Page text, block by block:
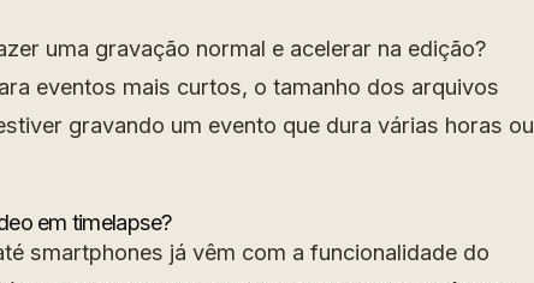
uma gravação normal e acelerar na edição?
eventos mais curtos, o tamanho dos arquivos
gravando um evento que dura várias horas ou
em timelapse?
smartphones já vêm com a funcionalidade do